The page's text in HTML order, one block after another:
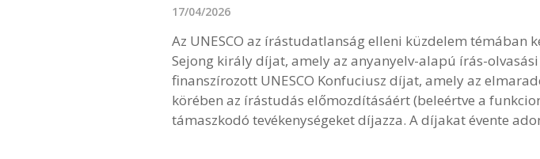
17/04/2026
Az UNESCO az írástudatlanság elleni küzdelem témában
Sejong király díjat, amely az anyanyelv-alapú írás-
finanszírozott UNESCO Konfuciusz díjat, amely az
körében az írástudás előmozdításáért (beleértve a
támaszkodó tevékenységeket díjazza. A díjakat évente